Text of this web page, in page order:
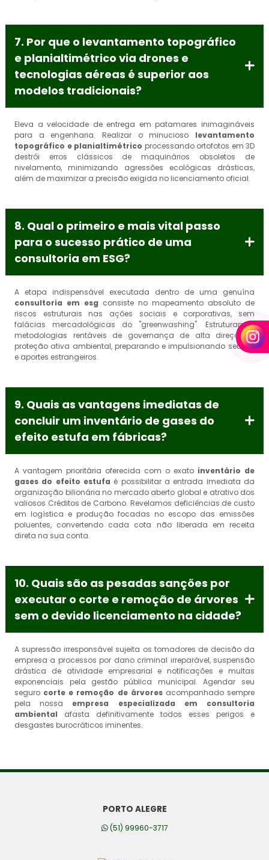
7. Por que o levantamento topográfico
e planialtimétrico via drones e
tecnologias aéreas é superior aos
modelos tradicionais?
Eleva a velocidade de entrega em patamares inimagináveis
para a engenharia. Realizar o minucioso levantamento
topográfico e planialtimétrico processando ortofotos em 3D
destrói erros clássicos de maquinários obsoletos de
nivelamento, minimizando agressões ecológicas drásticas,
além de maximizar a precisão exigida no licenciamento oficial.
8. Qual o primeiro e mais vital passo
para o sucesso prático de uma
consultoria em ESG?
A etapa indispensável executada dentro de uma genuína
consultoria em esg consiste no mapeamento absoluto de
riscos estruturais nas ações sociais e corporativas, sem
falácias mercadológicas do "greenwashing". Estruturamos
metodologias rentáveis de governança de alta direção e
proteção ativa ambiental, preparando e impulsionando seu IPO
e aportes estrangeiros.
9. Quais as vantagens imediatas de
concluir um inventário de gases do
efeito estufa em fábricas?
A vantagem prioritária oferecida com o exato inventário de
gases do efeito estufa é possibilitar a entrada imediata da
organização bilionária no mercado aberto global e atrativo dos
valiosos Créditos de Carbono. Revelamos deficiências de custo
em logística e produção focadas no escopo das emissões
poluentes, convertendo cada cota não liberada em receita
direta na sua conta.
10. Quais são as pesadas sanções por
executar o corte e remoção de árvores
sem o devido licenciamento na cidade?
A supressão irresponsável sujeita os tomadores de decisão da
empresa a processos por dano criminal irreparável, suspensão
drástica de atividade empresarial e notificações e multas
exponenciais pela gestão pública municipal. Agendar seu
seguro corte e remoção de árvoresacompanhado sempre
pela nossa empresa especializada em consultoria
ambiental afasta definitivamente todos esses perigos e
desgastes burocráticos iminentes.
PORTO ALEGRE
(51) 99960-3717